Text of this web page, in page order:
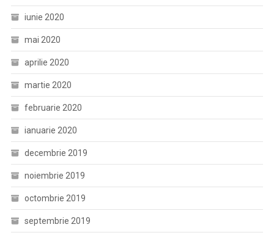
iunie 2020
mai 2020
aprilie 2020
martie 2020
februarie 2020
ianuarie 2020
decembrie 2019
noiembrie 2019
octombrie 2019
septembrie 2019